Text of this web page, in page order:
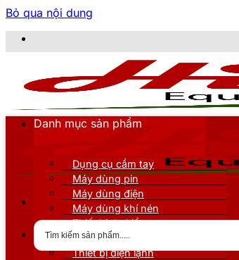
Bỏ qua nội dung
Danh mục sản phẩm
Dụng cụ cầm tay
Máy dùng pin
Máy dùng điện
Máy dùng khí nén
Thiết bị đo kiểm
Thiết bị nâng đỡ
Thiết bị điện lạnh